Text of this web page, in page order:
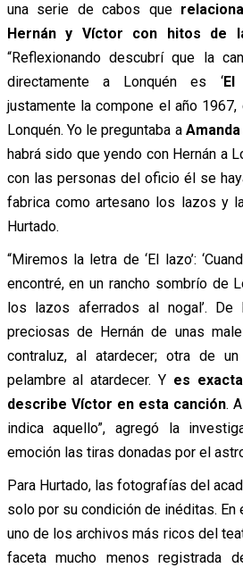
una serie de cabos que
Hernán y Víctor con hitos de
“Reflexionando descubrí que la
directamente a Lonquén es ‘El
justamente la compone el año 1967,
Lonquén. Yo le preguntaba a
habrá sido que yendo con Hernán a
con las personas del oficio él se
fabrica como artesano los lazos y
Hurtado.
“Miremos la letra de ‘El lazo’:
encontré, en un rancho sombrío de
los lazos aferrados al nogal’. De
preciosas de Hernán de unas
contraluz, al atardecer; otra de
pelambre al atardecer. Y es
describe Víctor en esta canción.
indica aquello”, agregó la
emoción las tiras donadas por el
Para Hurtado, las fotografías del
solo por su condición de inéditas. En
uno de los archivos más ricos del
faceta mucho menos registrada